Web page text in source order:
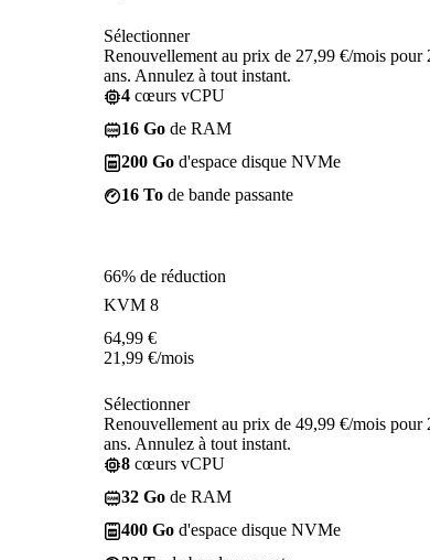
Sélectionner
Renouvellement au prix de 27,99 €/mois pour
ans. Annulez à tout instant.
4 cœurs vCPU
16 Go de RAM
200 Go d'espace disque NVMe
16 To de bande passante
66% de réduction
KVM 8
64,99 €
21,99 €/mois
Sélectionner
Renouvellement au prix de 49,99 €/mois pour
ans. Annulez à tout instant.
8 cœurs vCPU
32 Go de RAM
400 Go d'espace disque NVMe